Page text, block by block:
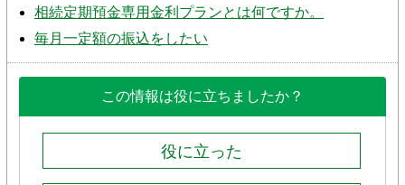
相続定期預金専用金利プランとは何ですか。
毎月一定額の振込をしたい
この情報は役に立ちましたか？
役に立った